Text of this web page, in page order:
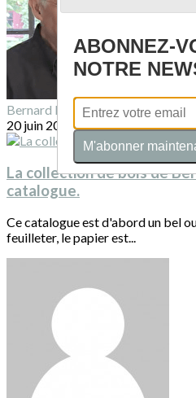
Bernard BACHELIER
20 juin 2013
La collection de bols de
catalogue.
Ce catalogue est d'abord un bel
feuilleter, le papier est...
ABONNEZ-
NOTRE
M'abonner